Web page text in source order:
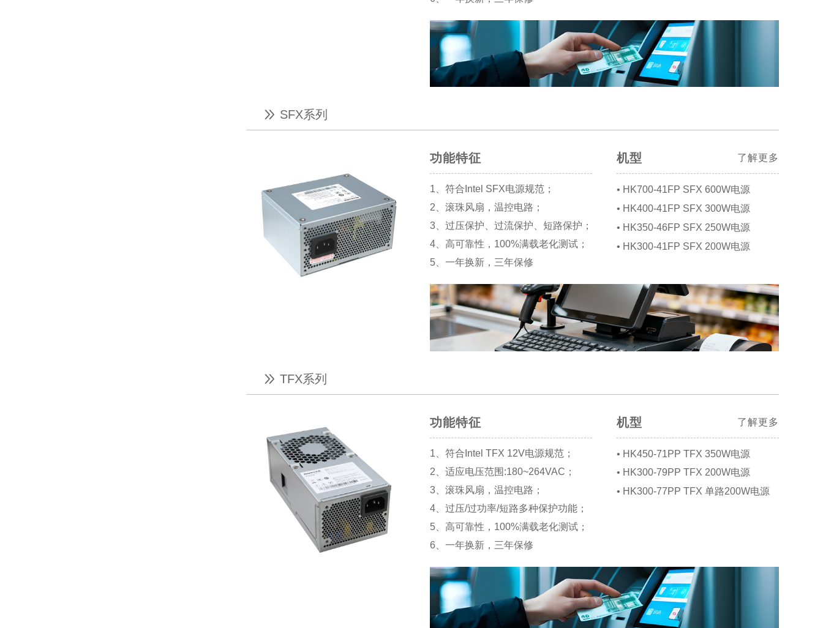
SFX系列
功能特征
1、符合Intel SFX电源规范；
2、滚珠风扇，温控电路；
3、过压保护、过流保护、短路保护；
4、高可靠性，100%满载老化测试；
5、一年换新，三年保修
机型 了解更多
• HK700-41FP SFX 600W电源
• HK400-41FP SFX 300W电源
• HK350-46FP SFX 250W电源
• HK300-41FP SFX 200W电源
TFX系列
功能特征
1、符合Intel TFX 12V电源规范；
2、适应电压范围:180~264VAC；
3、滚珠风扇，温控电路；
4、过压/过功率/短路多种保护功能；
5、高可靠性，100%满载老化测试；
6、一年换新，三年保修
机型 了解更多
• HK450-71PP TFX 350W电源
• HK300-79PP TFX 200W电源
• HK300-77PP TFX 单路200W电源